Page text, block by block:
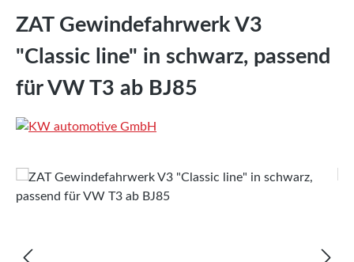
ZAT Gewindefahrwerk V3
"Classic line" in schwarz, passend
für VW T3 ab BJ85
Bildergalerie überspringen